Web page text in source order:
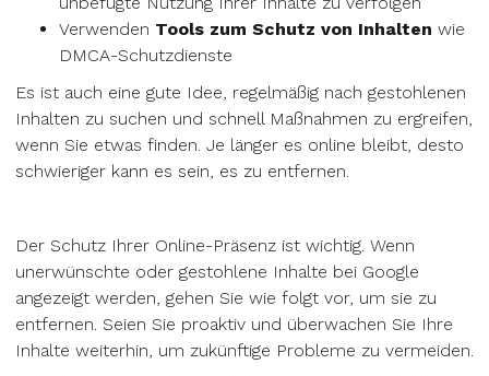
Verwenden Tools zum Schutz von Inhalten wie
DMCA-Schutzdienste
Es ist auch eine gute Idee, regelmäßig nach gestohlenen
Inhalten zu suchen und schnell Maßnahmen zu ergreifen,
wenn Sie etwas finden. Je länger es online bleibt, desto
schwieriger kann es sein, es zu entfernen.
Der Schutz Ihrer Online-Präsenz ist wichtig. Wenn
unerwünschte oder gestohlene Inhalte bei Google
angezeigt werden, gehen Sie wie folgt vor, um sie zu
entfernen. Seien Sie proaktiv und überwachen Sie Ihre
Inhalte weiterhin, um zukünftige Probleme zu vermeiden.